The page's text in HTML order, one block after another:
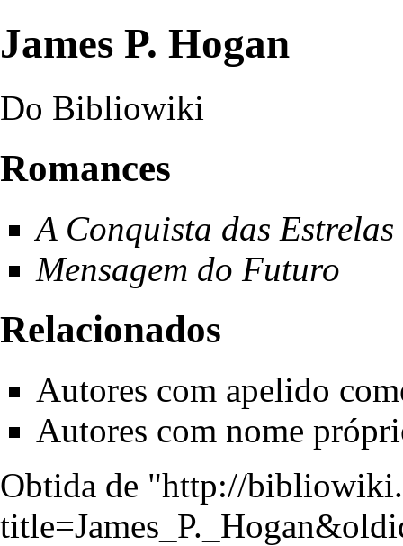
James P. Hogan
Do Bibliowiki
Romances
A Conquista das Estrelas
Mensagem do Futuro
Relacionados
Autores com apelido
Autores com nome
Obtida de "http://